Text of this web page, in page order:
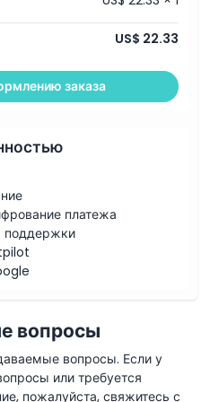
US$ 22.33
заказа
платежа
поддержки
вопросы
вопросы. Если у
или требуется
пожалуйста, свяжитесь с